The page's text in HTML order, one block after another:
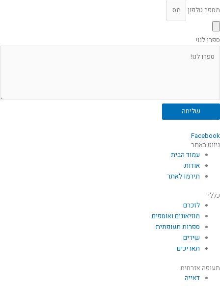
מספר טלפון
ספרו לנו!
שליחה
Facebook
ניווט באתר
עמוד הבית
אודות
תירמו לאתר
כללי
לזכרם
מוזיאונים ואוספים
ספרות תעופתית
שירים
תאריכים
תעופה אזרחית
דאייה